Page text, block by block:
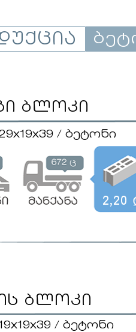
/ ბეტონი
/ ბეტონი
ბლოკი
ბლოკი
2,20